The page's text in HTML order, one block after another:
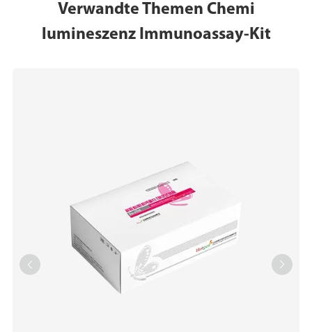
Verwandte Themen Chemi
lumineszenz Immunoassay-Kit
 